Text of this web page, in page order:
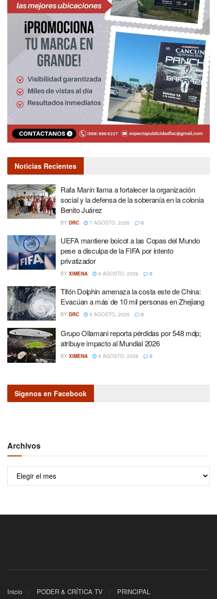
Noticias Recientes
Rafa Marín llama a fortalecer la organización
social y la defensa de la soberanía en la colonia
Benito Juárez
BY DRC 7 AGOSTO, 2026 0
UEFA mantiene boicot a las Copas del Mundo
pese a disculpa de la FIFA por intento
privatizador
BY XIMENA 6 AGOSTO, 2026 0
Tifón Dolphin amenaza la costa este de China:
Evacúan a más de 10 mil personas en Zhejiang
BY DRC 6 AGOSTO, 2026 0
Grupo Ollamani reporta pérdidas por 548 mdp;
atribuye impacto al Mundial 2026
BY XIMENA 6 AGOSTO, 2026 0
Sígenos en Facebook
Archivos
Inicio PODER & CRÍTICA TV PRINCIPAL